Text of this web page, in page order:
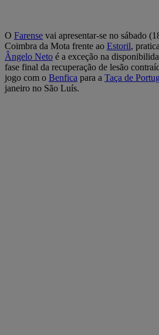
O Farense vai apresentar-se no sábado
Coimbra da Mota frente ao Estoril,
Ângelo Neto é a exceção na
fase final da recuperação de lesão
jogo com o Benfica para a Taça de
janeiro no São Luís.